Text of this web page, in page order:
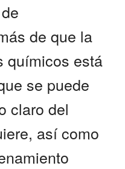
de que la
químicos está
se puede
claro del
así como